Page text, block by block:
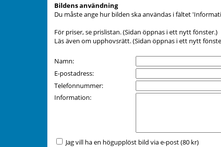
Bildens användning
Du måste ange hur bilden ska användas i fältet
För priser, se prislistan. (Sidan öppnas i ett nytt fönster.)
Läs även om upphovsrätt. (Sidan öppnas i ett nytt
Namn:
E-postadress:
Telefonnummer:
Information:
Jag vill ha en högupplöst bild via e-post (80 kr)